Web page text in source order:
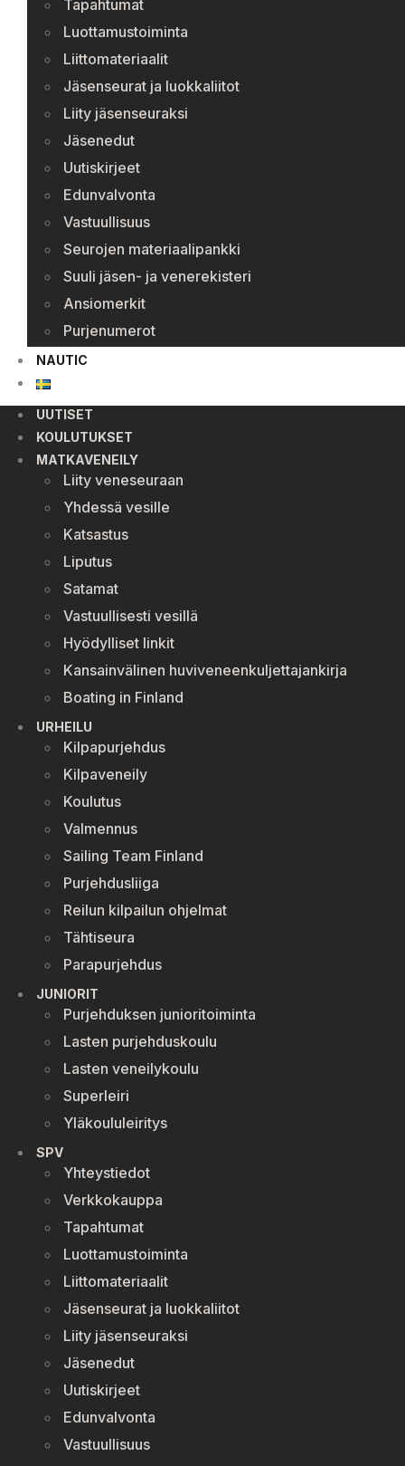
Tapahtumat
Luottamustoiminta
Liittomateriaalit
Jäsenseurat ja luokkaliitot
Liity jäsenseuraksi
Jäsenedut
Uutiskirjeet
Edunvalvonta
Vastuullisuus
Seurojen materiaalipankki
Suuli jäsen- ja venerekisteri
Ansiomerkit
Purjenumerot
NAUTIC
UUTISET
KOULUTUKSET
MATKAVENEILY
Liity veneseuraan
Yhdessä vesille
Katsastus
Liputus
Satamat
Vastuullisesti vesillä
Hyödylliset linkit
Kansainvälinen huviveneenkuljettajankirja
Boating in Finland
URHEILU
Kilpapurjehdus
Kilpaveneily
Koulutus
Valmennus
Sailing Team Finland
Purjehdusliiga
Reilun kilpailun ohjelmat
Tähtiseura
Parapurjehdus
JUNIORIT
Purjehduksen junioritoiminta
Lasten purjehduskoulu
Lasten veneilykoulu
Superleiri
Yläkoululeiritys
SPV
Yhteystiedot
Verkkokauppa
Tapahtumat
Luottamustoiminta
Liittomateriaalit
Jäsenseurat ja luokkaliitot
Liity jäsenseuraksi
Jäsenedut
Uutiskirjeet
Edunvalvonta
Vastuullisuus